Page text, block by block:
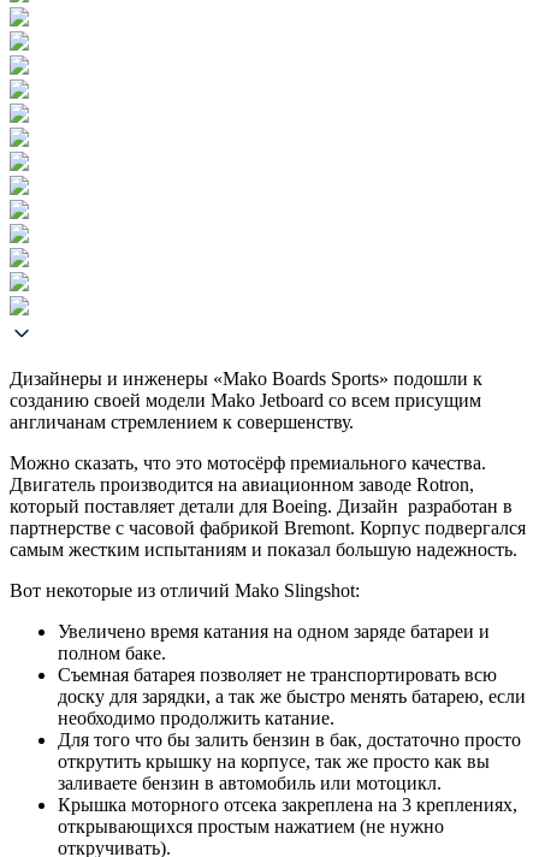
Дизайнеры и инженеры «Mako Boards Sports» подошли к
созданию своей модели Mako Jetboard со всем присущим
англичанам стремлением к совершенству.
Можно сказать, что это мотосёрф премиального качества.
Двигатель производится на авиационном заводе Rotron,
который поставляет детали для Boeing. Дизайн разработан в
партнерстве с часовой фабрикой Bremont. Корпус подвергался
самым жестким испытаниям и показал большую надежность.
Вот некоторые из отличий Mako Slingshot:
Увеличено время катания на одном заряде батареи и
полном баке.
Съемная батарея позволяет не транспортировать всю
доску для зарядки, а так же быстро менять батарею, если
необходимо продолжить катание.
Для того что бы залить бензин в бак, достаточно просто
открутить крышку на корпусе, так же просто как вы
заливаете бензин в автомобиль или мотоцикл.
Крышка моторного отсека закреплена на 3 креплениях,
открывающихся простым нажатием (не нужно
откручивать).